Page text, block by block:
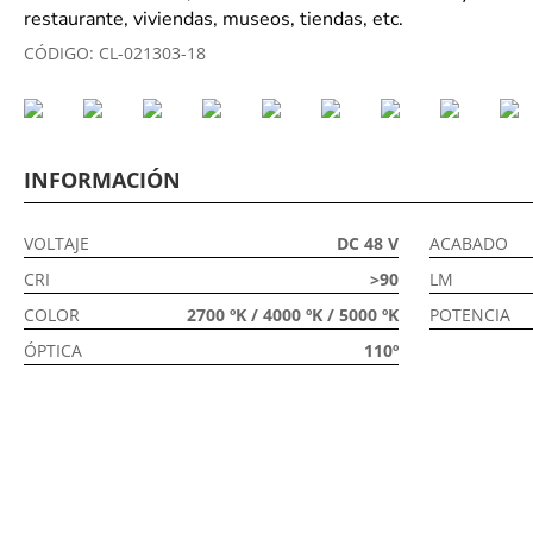
restaurante, viviendas, museos, tiendas, etc.
CÓDIGO: CL-021303-18
INFORMACIÓN
VOLTAJE
DC 48 V
CRI
>90
COLOR
2700 ºK / 4000 ºK / 5000 ºK
ÓPTICA
110º
ACABADO
LM
POTENCIA